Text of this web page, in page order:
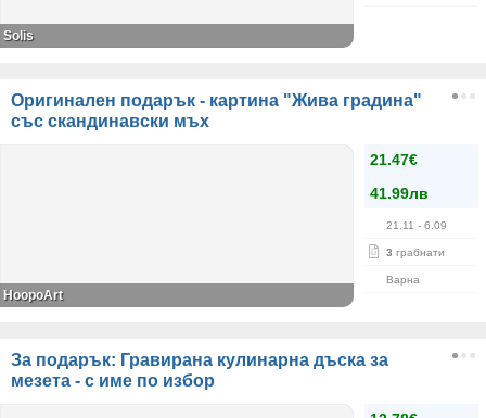
Solis
Оригинален подарък - картина "Жива градина"
със скандинавски мъх
21.47€
41.99лв
21.11 - 6.09
3 грабнати
Варна
HoopoArt
За подарък: Гравирана кулинарна дъска за
мезета - с име по избор